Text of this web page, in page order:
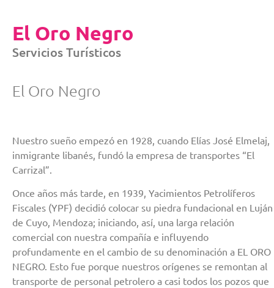
El Oro Negro
Servicios Turísticos
El Oro Negro
Nuestro sueño empezó en 1928, cuando Elías José Elmelaj,
inmigrante libanés, fundó la empresa de transportes “El
Carrizal”.
Once años más tarde, en 1939, Yacimientos Petrolíferos
Fiscales (YPF) decidió colocar su piedra fundacional en Luján
de Cuyo, Mendoza; iniciando, así, una larga relación
comercial con nuestra compañía e influyendo
profundamente en el cambio de su denominación a EL ORO
NEGRO. Esto fue porque nuestros orígenes se remontan al
transporte de personal petrolero a casi todos los pozos que